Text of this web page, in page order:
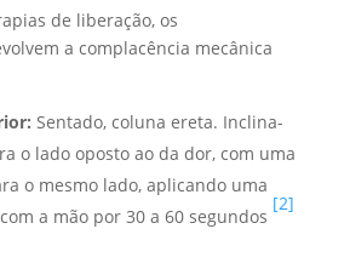
de liberação, os
a complacência mecânica
Sentado, coluna ereta. Inclina-
o lado oposto ao da dor, com uma
o mesmo lado, aplicando uma
a mão por 30 a 60 segundos
[2]